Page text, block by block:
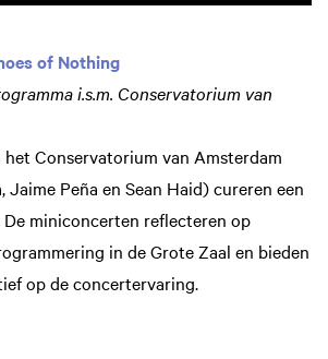
of Nothing
i.s.m. Conservatorium van
Conservatorium van Amsterdam
Jaime Peña en Sean Haid) cureren een
miniconcerten reflecteren op
in de Grote Zaal en bieden
op de concertervaring.